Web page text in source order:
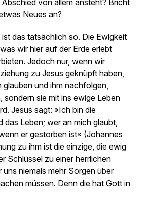
von allem ansteht? Bricht
Neues an?
das tatsächlich so. Die Ewigkeit
wir hier auf der Erde erlebt
Jedoch nur, wenn wir
zu Jesus geknüpft haben,
glauben und ihm nachfolgen,
sondern sie mit ins ewige Leben
Jesus sagt: »Ich bin die
das Leben; wer an mich glaubt,
er gestorben ist« (Johannes
zu ihm ist die einzige, die ewig
Schlüssel zu einer herrlichen
uns niemals mehr Sorgen über
müssen. Denn die hat Gott in